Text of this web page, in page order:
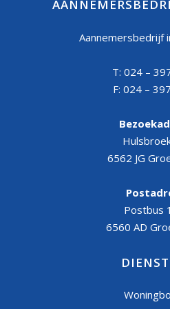
Aannemersbedrijf
T: 024 –
F: 024 –
6562 JG
Postbus
6560 AD